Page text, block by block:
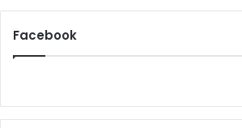
Facebook